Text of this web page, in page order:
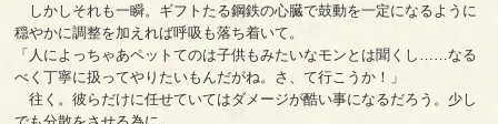
しかしそれも一瞬。ギフトたる鋼鉄の心臓で鼓動を一定になるように
穏やかに調整を加えれば呼吸も落ち着いて。
「人によっちゃあペットてのは子供もみたいなモンとは聞くし……なる
べく丁寧に扱ってやりたいもんだがね。さ、て行こうか！」
往く。彼らだけに任せていてはダメージが酷い事になるだろう。少し